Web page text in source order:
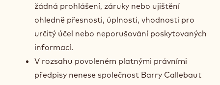
žádná prohlášení, záruky nebo ujištění
ohledně přesnosti, úplnosti, vhodnosti pro
určitý účel nebo neporušování poskytovaných
informací.
V rozsahu povoleném platnými právními
předpisy nenese společnost Barry Callebaut